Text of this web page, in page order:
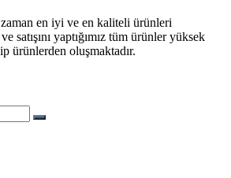
en iyi ve en kaliteli ürünleri
satışını yaptığımız tüm ürünler yüksek
ürünlerden oluşmaktadır.